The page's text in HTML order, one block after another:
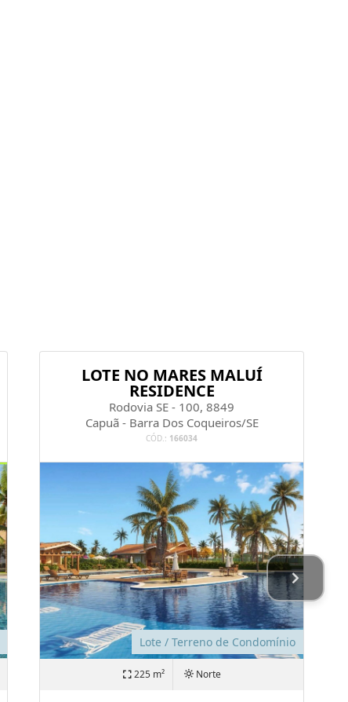
LOTE NO MARES MALUÍ
RESIDENCE
Rodovia SE - 100, 8849
Capuã - Barra Dos Coqueiros/SE
CÓD.: 166034
Lote / Terreno de Condomínio
225 m² Norte